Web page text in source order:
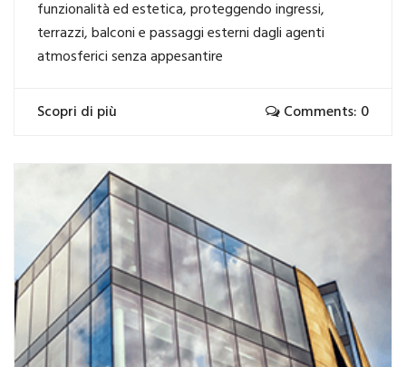
funzionalità ed estetica, proteggendo ingressi,
terrazzi, balconi e passaggi esterni dagli agenti
atmosferici senza appesantire
Scopri di più Comments: 0